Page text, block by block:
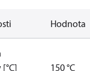
Hodnota
150 °C